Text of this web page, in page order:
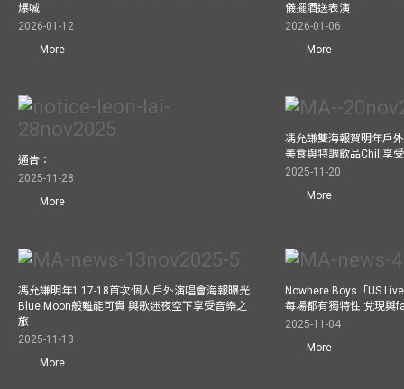
爆喊
2026-01-12
More
儀擺酒送表演
2026-01-06
More
通告：
2025-11-28
More
馮允謙雙海報賀明年戶
美食與特調飲品Chill享
2025-11-20
More
馮允謙明年1.17-18首次個人戶外演唱會海報曝光
Blue Moon般難能可貴 與歌迷夜空下享受音樂之
旅
2025-11-13
More
Nowhere Boys「US
每場都有獨特性 兌現與
2025-11-04
More